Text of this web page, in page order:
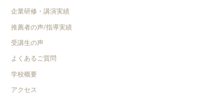
企業研修・講演実績
推薦者の声/指導実績
受講生の声
よくあるご質問
学校概要
アクセス